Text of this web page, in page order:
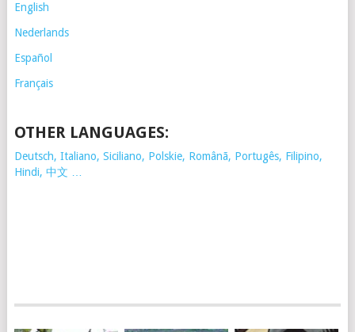
English
Nederlands
Español
Français
OTHER LANGUAGES:
Deutsch, Italiano, Siciliano, Polskie, Românã, Portugês, Filipino,
Hindi, 中文 …